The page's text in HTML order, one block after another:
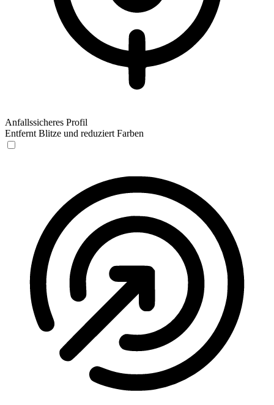
Anfallssicheres Profil
Entfernt Blitze und reduziert Farben